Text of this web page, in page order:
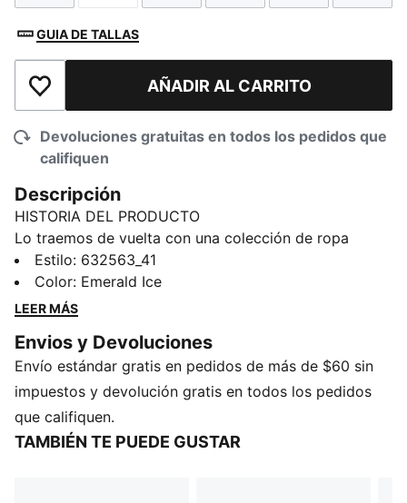
GUIA DE TALLAS
Añadir a la lista de deseosAÑADIR AL CARRITO
Devoluciones gratuitas en todos los pedidos que
califiquen
Descripción
HISTORIA DEL PRODUCTO
Lo traemos de vuelta con una colección de ropa
centrada en un ícono del futbol: King Indoor. A
principios de los 2000, estos tenis representaban la
cultura y el estilo juvenil, hoy los traemos de vuelta
de prendas inspiradas en los archivos luce con orgullo
el logo KING en todo su esplendor.
CARACTERÍSTICAS Y BENEFICIOS
dryCELL: Tecnología de alto rendimiento, diseñada
para alejar la humedad del cuerpo y mantenerte libre
Estilo: 632563_41
Color: Emerald Ice
LEER MÁS
Envios y Devoluciones
Envío estándar gratis en pedidos de más de $60 sin
impuestos y devolución gratis en todos los pedidos
que califiquen.
TAMBIÉN TE PUEDE GUSTAR